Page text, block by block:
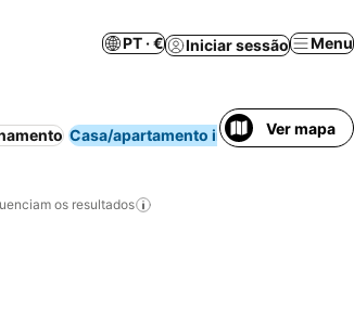
PT · € Iniciar sessão Menu
Casa/apartamento inteiro Ver mapa
os resultados
aos favoritos